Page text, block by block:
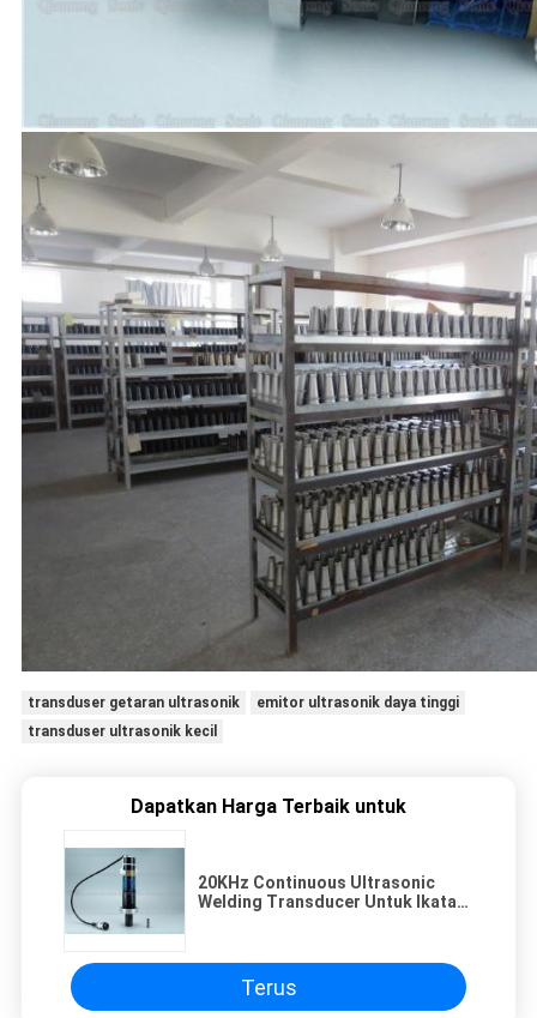
transduser getaran ultrasonik
emitor ultrasonik daya tinggi
transduser ultrasonik kecil
Dapatkan Harga Terbaik untuk
20KHz Continuous Ultrasonic
Welding Transducer Untuk Ikatan
Terus